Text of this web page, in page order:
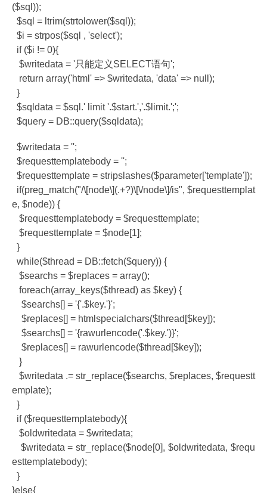
($sql));
$sql = ltrim(strtolower($sql));
$i = strpos($sql , 'select');
if ($i != 0){
$writedata = '只能定义SELECT语句';
return array('html' => $writedata, 'data' => null);
}
$sqldata = $sql.' limit '.$start.','.$limit.';';
$query = DB::query($sqldata);
$writedata = '';
$requesttemplatebody = '';
$requesttemplate = stripslashes($parameter['template']);
if(preg_match("/\[node\](.+?)\[\/node\]/is", $requesttemplat
e, $node)) {
$requesttemplatebody = $requesttemplate;
$requesttemplate = $node[1];
}
while($thread = DB::fetch($query)) {
$searchs = $replaces = array();
foreach(array_keys($thread) as $key) {
$searchs[] = '{'.$key.'}';
$replaces[] = htmlspecialchars($thread[$key]);
$searchs[] = '{rawurlencode('.$key.')}';
$replaces[] = rawurlencode($thread[$key]);
}
$writedata .= str_replace($searchs, $replaces, $requestt
emplate);
}
if ($requesttemplatebody){
$oldwritedata = $writedata;
$writedata = str_replace($node[0], $oldwritedata, $requ
esttemplatebody);
}
}else{